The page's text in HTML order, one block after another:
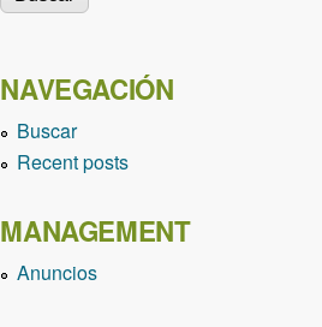
NAVEGACIÓN
Buscar
Recent posts
MANAGEMENT
Anuncios